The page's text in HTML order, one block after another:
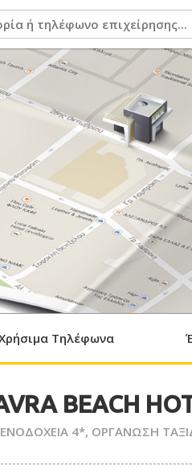
Τηλέφωνα
BEACH
4*, ΟΡΓΑΝΩΣΗ